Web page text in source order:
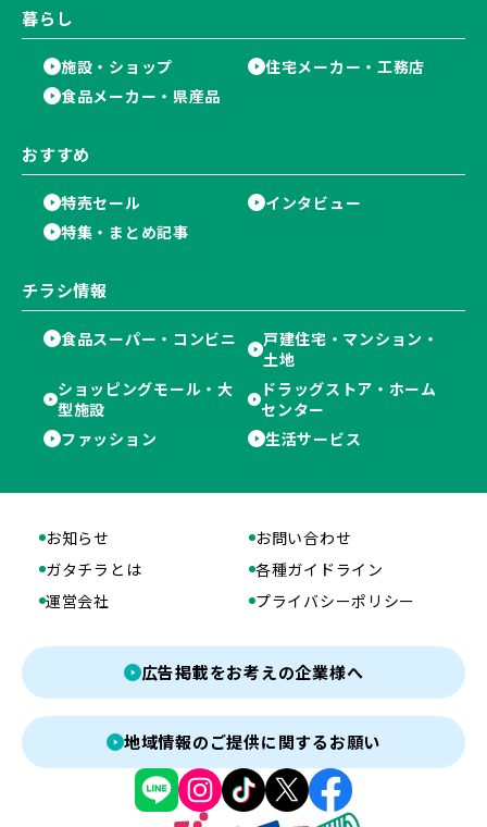
暮らし
施設・ショップ
住宅メーカー・工務店
食品メーカー・県産品
おすすめ
特売セール
インタビュー
特集・まとめ記事
チラシ情報
食品スーパー・コンビニ
戸建住宅・マンション・
土地
ショッピングモール・大
型施設
ドラッグストア・ホーム
センター
ファッション
生活サービス
お知らせ
お問い合わせ
ガタチラとは
各種ガイドライン
運営会社
プライバシーポリシー
広告掲載をお考えの企業様へ
地域情報のご提供に関するお願い